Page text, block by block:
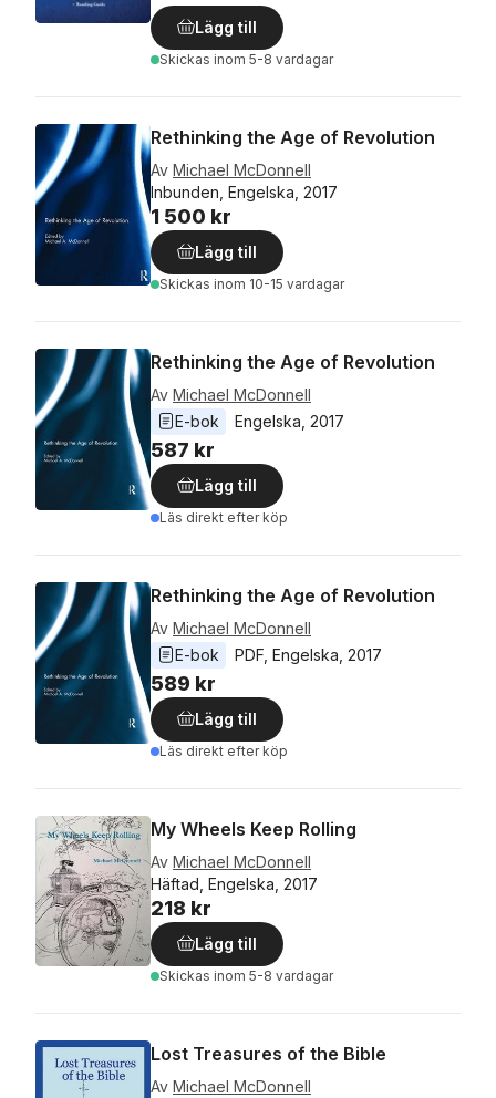
Lägg till
Skickas inom 5-8 vardagar
Rethinking the Age of Revolution
Av Michael McDonnell
Inbunden, Engelska, 2017
1 500 kr
Lägg till
Skickas inom 10-15 vardagar
Rethinking the Age of Revolution
Av Michael McDonnell
E-bok
Engelska 2017
587 kr
Lägg till
Läs direkt efter köp
Rethinking the Age of Revolution
Av Michael McDonnell
E-bok
PDF Engelska 2017
589 kr
Lägg till
Läs direkt efter köp
My Wheels Keep Rolling
Av Michael McDonnell
Häftad, Engelska, 2017
218 kr
Lägg till
Skickas inom 5-8 vardagar
Lost Treasures of the Bible
Av Michael McDonnell